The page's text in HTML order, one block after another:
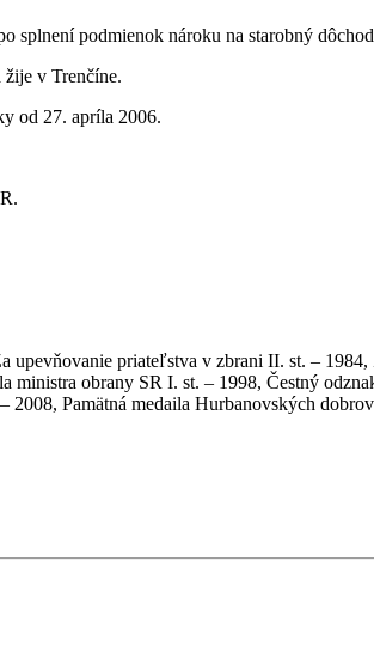
splnení podmienok nároku na starobný
žije v Trenčíne.
od 27. apríla 2006.
upevňovanie priateľstva v zbrani II. st. –
ministra obrany SR I. st. – 1998, Čestný
Pamätná medaila Hurbanovských